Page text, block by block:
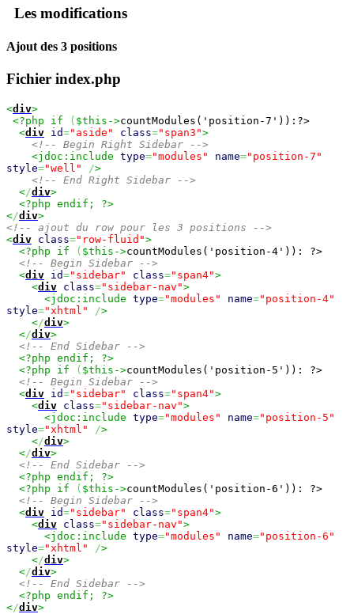
Les modifications
Ajout des 3 positions
Fichier index.php
<div>
<?php if
( $this->countModules('position-7')):?>
<div id="aside" class="span3">
<!-- Begin Right Sidebar -->
<jdoc:include type="modules" name="position-7"
style="well" />
<!-- End Right Sidebar -->
</div>
<?php endif; ?>
</div>
<!-- ajout du row pour les 3 positions -->
<div class="row-fluid">
<?php if
( $this->countModules('position-4')): ?>
<!-- Begin Sidebar -->
<div id="sidebar" class="span4">
<div class="sidebar-nav">
<jdoc:include type="modules" name="position-4"
style="xhtml" />
</div>
</div>
<!-- End Sidebar -->
<?php endif; ?>
<?php if
( $this->countModules('position-5')): ?>
<!-- Begin Sidebar -->
<div id="sidebar" class="span4">
<div class="sidebar-nav">
<jdoc:include type="modules" name="position-5"
style="xhtml" />
</div>
</div>
<!-- End Sidebar -->
<?php endif; ?>
<?php if
( $this->countModules('position-6')): ?>
<!-- Begin Sidebar -->
<div id="sidebar" class="span4">
<div class="sidebar-nav">
<jdoc:include type="modules" name="position-6"
style="xhtml" />
</div>
</div>
<!-- End Sidebar -->
<?php endif; ?>
</div>